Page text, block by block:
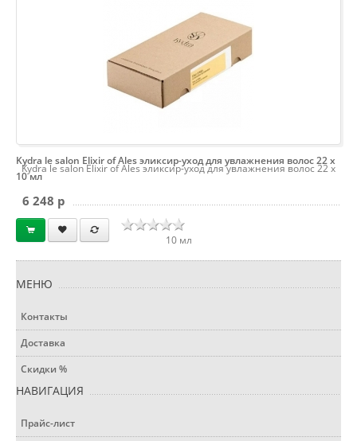
Kydra le salon Elixir of Ales эликсир-уход для увлажнения волос 22 х
10 мл
Kydra le salon Elixir of Ales эликсир-уход для увлажнения волос 22 х
10 мл
6 248 p
МЕНЮ
Контакты
Доставка
Скидки %
НАВИГАЦИЯ
Прайс-лист